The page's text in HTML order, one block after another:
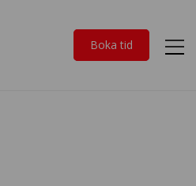
Boka tid